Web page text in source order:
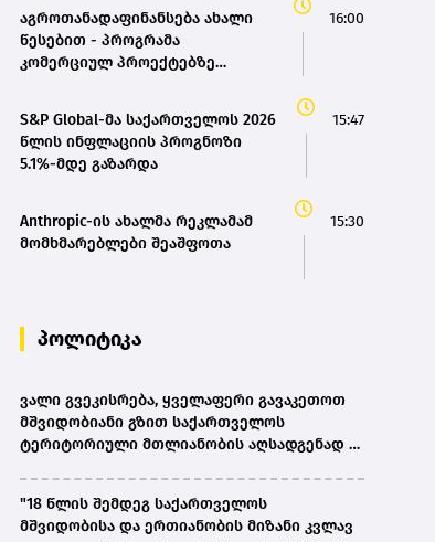
აგროთანადაფინანსება ახალი
წესებით - პროგრამა
კომერციულ პროექტებზე
16:00
S&P Global-მა საქართველოს 2026
წლის ინფლაციის პროგნოზი
5.1%-მდე გაზარდა
15:47
Anthropic-ის ახალმა რეკლამამ
მომხმარებლები შეაშფოთა
15:30
პოლიტიკა
ვალი გვეკისრება, ყველაფერი გავაკეთოთ
მშვიდობიანი გზით საქართველოს
ტერიტორიული მთლიანობის აღსადგენად -
"18 წლის შემდეგ საქართველოს
მშვიდობისა და ერთიანობის მიზანი კვლავ